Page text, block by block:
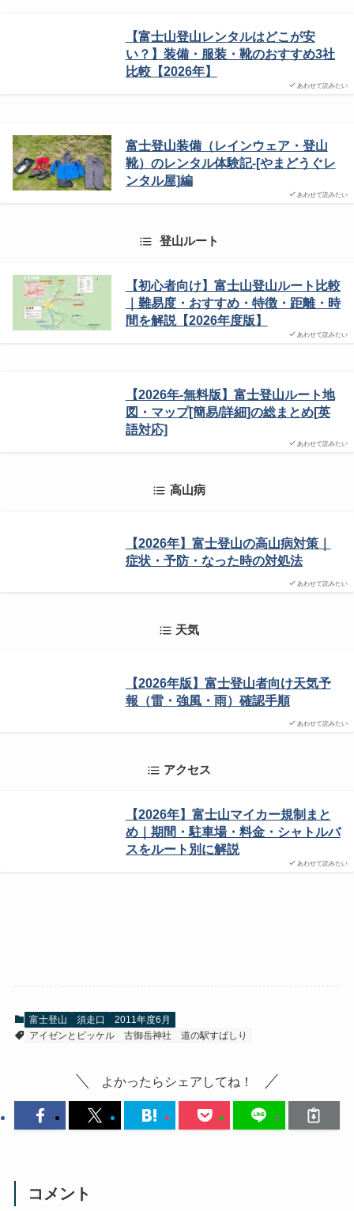
あわせて読みたい
【富士山登山レンタルはどこが安
い？】装備・服装・靴のおすすめ3社
比較【2026年】
あわせて読みたい
富士登山装備（レインウェア・登山
靴）のレンタル体験記-[やまどうぐレ
ンタル屋]編
登山ルート
あわせて読みたい
【初心者向け】富士山登山ルート比較
｜難易度・おすすめ・特徴・距離・時
間を解説【2026年度版】
あわせて読みたい
【2026年-無料版】富士登山ルート地
図・マップ[簡易/詳細]の総まとめ[英
語対応]
高山病
あわせて読みたい
【2026年】富士登山の高山病対策｜
症状・予防・なった時の対処法
天気
あわせて読みたい
【2026年版】富士登山者向け天気予
報（雷・強風・雨）確認手順
アクセス
あわせて読みたい
【2026年】富士山マイカー規制まと
め｜期間・駐車場・料金・シャトルバ
スをルート別に解説
富士登山 須走口
2011年度6月
アイゼンとピッケル
古御岳神社 道の駅すばしり
よかったらシェアしてね！
コメント